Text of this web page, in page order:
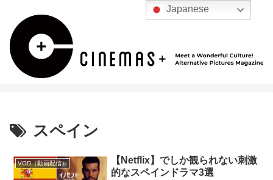
スペイン
VOD（動画配信）
【Netflix】でしか観られない刺激
的なスペインドラマ3選
Japanese